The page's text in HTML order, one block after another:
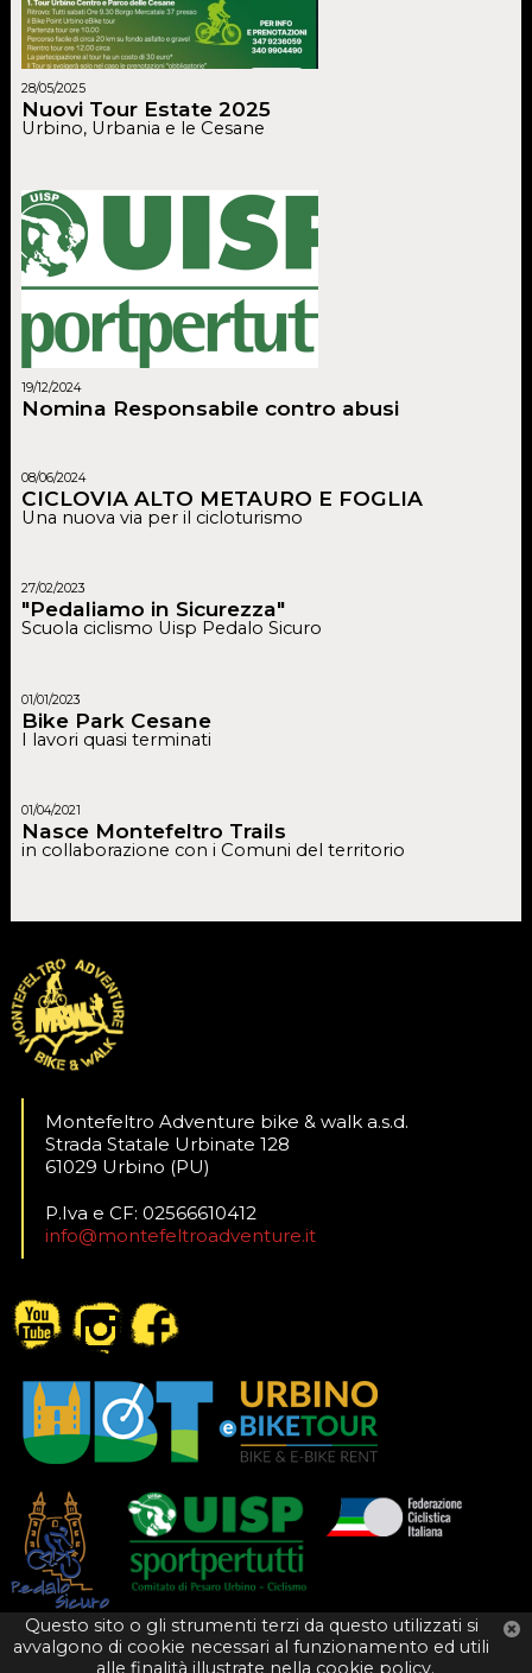
28/05/2025
Nuovi Tour Estate 2025
Urbino, Urbania e le Cesane
19/12/2024
Nomina Responsabile contro abusi
08/06/2024
CICLOVIA ALTO METAURO E FOGLIA
Una nuova via per il cicloturismo
27/02/2023
"Pedaliamo in Sicurezza"
Scuola ciclismo Uisp Pedalo Sicuro
01/01/2023
Bike Park Cesane
I lavori quasi terminati
01/04/2021
Nasce Montefeltro Trails
in collaborazione con i Comuni del territorio
Montefeltro Adventure bike & walk a.s.d.
Strada Statale Urbinate 128
61029 Urbino (PU)
P.Iva e CF: 02566610412
info@montefeltroadventure.it
Questo sito o gli strumenti terzi da questo utilizzati si
avvalgono di cookie necessari al funzionamento ed utili
alle finalità illustrate nella cookie policy.